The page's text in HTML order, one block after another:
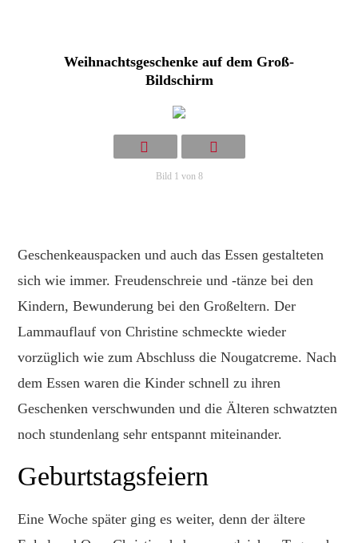
Weihnachtsgeschenke auf dem Groß-
Bildschirm
Bild 1 von 8
Geschenkeauspacken und auch das Essen gestalteten
sich wie immer. Freudenschreie und -tänze bei den
Kindern, Bewunderung bei den Großeltern. Der
Lammauflauf von Christine schmeckte wieder
vorzüglich wie zum Abschluss die Nougatcreme. Nach
dem Essen waren die Kinder schnell zu ihren
Geschenken verschwunden und die Älteren schwatzten
noch stundenlang sehr entspannt miteinander.
Geburtstagsfeiern
Eine Woche später ging es weiter, denn der ältere